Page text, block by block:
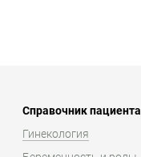
Справочник пациента
Гинекология